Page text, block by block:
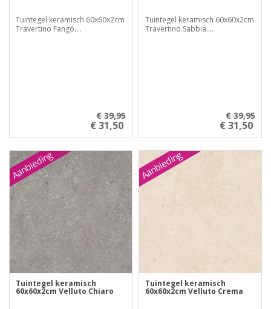
Tuintegel keramisch 60x60x2cm
Travertino Fango....
€ 39,95
€ 31,50
Tuintegel keramisch 60x60x2cm
Travertino Sabbia....
€ 39,95
€ 31,50
Aanbieding
Tuintegel keramisch
60x60x2cm Velluto Chiaro
Aanbieding
Tuintegel keramisch
60x60x2cm Velluto Crema